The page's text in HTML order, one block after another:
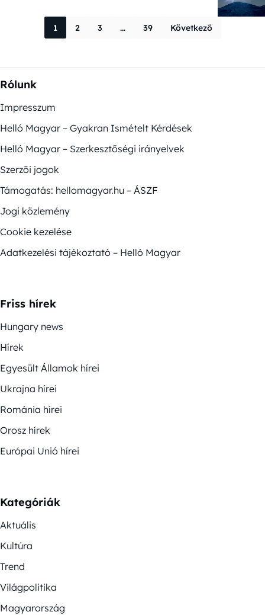
Bejegyzések
1 2 3 … 39 Következő
Rólunk
Impresszum
Helló Magyar – Gyakran Ismételt Kérdések
Helló Magyar – Szerkesztőségi irányelvek
Szerzői jogok
Támogatás: hellomagyar.hu – ÁSZF
Jogi közlemény
Cookie kezelése
Adatkezelési tájékoztató – Helló Magyar
Friss hírek
Hungary news
Hírek
Egyesült Államok hírei
Ukrajna hírei
Románia hírei
Orosz hírek
Európai Unió hírei
Kategóriák
Aktuális
Kultúra
Trend
Világpolitika
Magyarország